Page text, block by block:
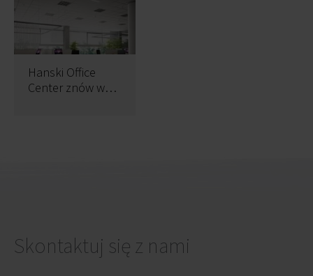
Hanski Office
Center znów w
Skontaktuj się z nami